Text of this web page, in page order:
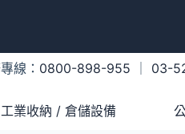
線： 0800-898-955 03-
工業收納 / 倉儲設備